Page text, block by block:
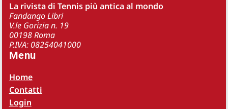
La rivista di Tennis più antica al mondo
Fandango Libri
V.le Gorizia n. 19
00198 Roma
P.IVA: 08254041000
Menu
Home
Contatti
Login